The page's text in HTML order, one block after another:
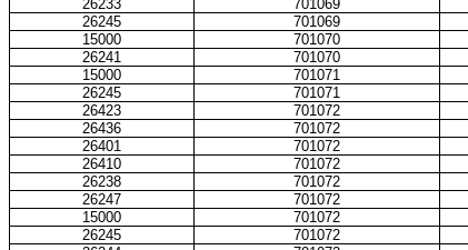
26233
701069
26245
701069
15000
701070
26241
701070
15000
701071
26245
701071
26423
701072
26436
701072
26401
701072
26410
701072
26238
701072
26247
701072
15000
701072
26245
701072